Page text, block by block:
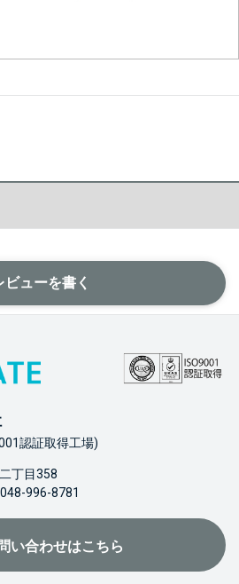
ビューを書く
認証取得工場)
丁目358
996-8781
い合わせはこちら